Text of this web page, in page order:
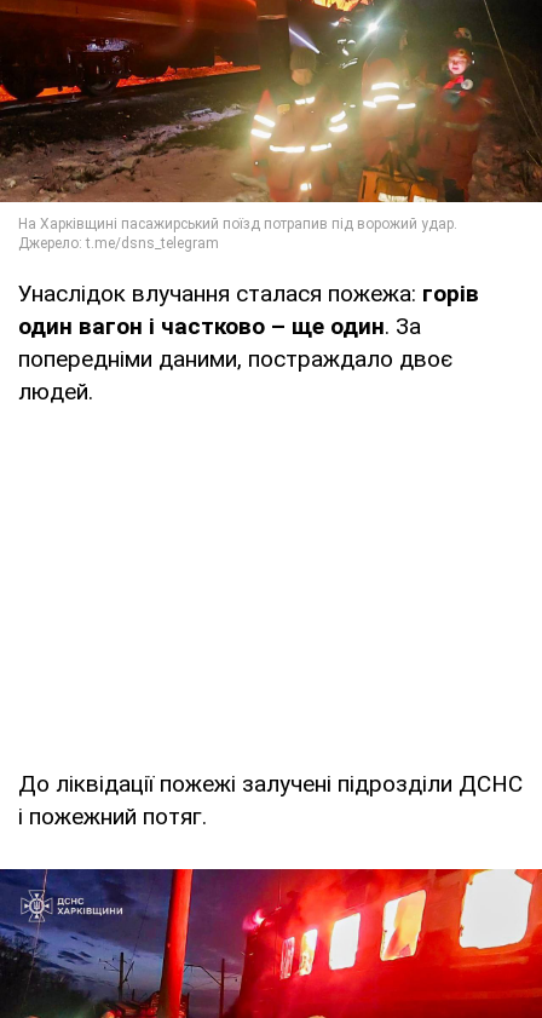
Унаслідок влучання сталася пожежа: горів
один вагон і частково – ще один. За
попередніми даними, постраждало двоє
людей.
До ліквідації пожежі залучені підрозділи ДСНС
і пожежний потяг.